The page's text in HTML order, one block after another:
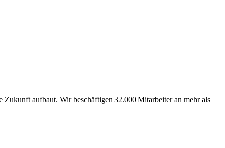
aufbaut. Wir beschäftigen 32.000 Mitarbeiter an mehr als